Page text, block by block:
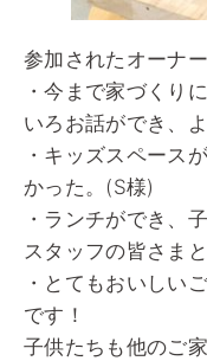
参加されたオーナ
・今まで家づくり
いろお話ができ、
・キッズスペース
かった。(S様)
・ランチができ、
スタッフの皆さま
・とてもおいしい
です！
子供たちも他のご